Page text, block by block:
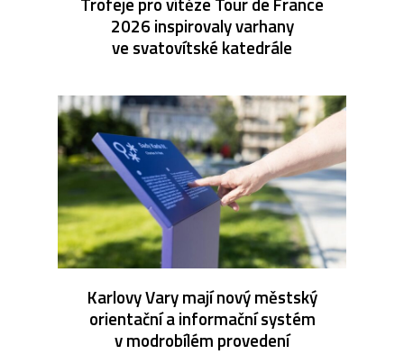
2026 inspirovaly varhany
ve svatovítské katedrále
Karlovy Vary mají nový městský
orientační a informační systém
v modrobílém provedení